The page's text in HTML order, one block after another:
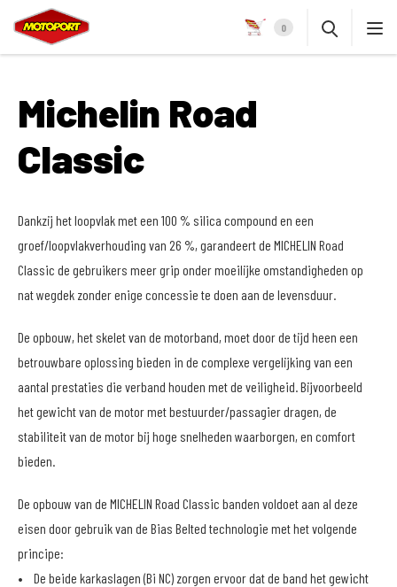
0
Michelin Road
Classic
Dankzij het loopvlak met een 100 % silica compound en een
groef/loopvlakverhouding van 26 %, garandeert de MICHELIN Road
Classic de gebruikers meer grip onder moeilijke omstandigheden op
nat wegdek zonder enige concessie te doen aan de levensduur.
De opbouw, het skelet van de motorband, moet door de tijd heen een
betrouwbare oplossing bieden in de complexe vergelijking van een
aantal prestaties die verband houden met de veiligheid. Bijvoorbeeld
het gewicht van de motor met bestuurder/passagier dragen, de
stabiliteit van de motor bij hoge snelheden waarborgen, en comfort
bieden.
De opbouw van de MICHELIN Road Classic banden voldoet aan al deze
eisen door gebruik van de Bias Belted technologie met het volgende
principe:
• De beide karkaslagen (Bi NC) zorgen ervoor dat de band het gewicht